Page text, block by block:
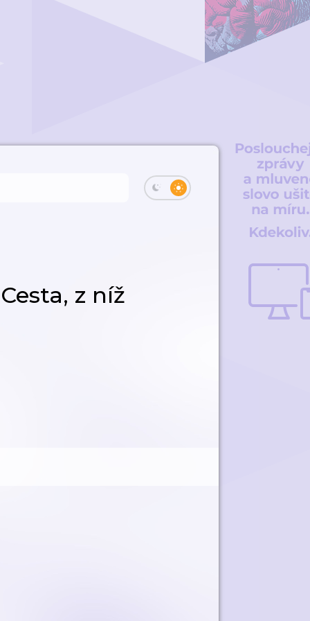
z níž